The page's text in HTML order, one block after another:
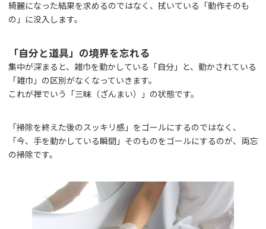
綺麗になった結果を求めるのではなく、拭いている「動作そのも
の」に没入します。
「自分と道具」の境界を忘れる
集中が深まると、雑巾を動かしている「自分」と、動かされている
「雑巾」の区別がなくなっていきます。
これが禅でいう「三昧（ざんまい）」の状態です。
「掃除を終えた後のスッキリ感」をゴールにするのではなく、
「今、手を動かしている瞬間」そのものをゴールにするのが、両忘
の掃除です。